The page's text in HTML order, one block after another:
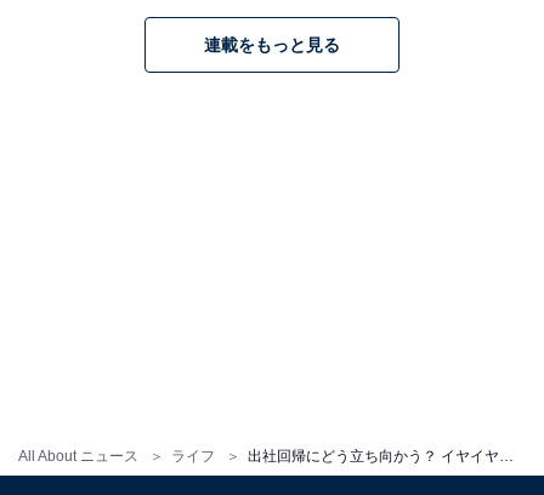
All About ニュース ライフ
出社日が増えたことにより、例えば平日は朝1時間、夜3
連載をもっと見る